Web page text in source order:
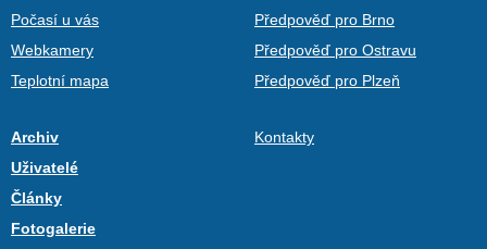
Počasí u vás
Webkamery
Teplotní mapa
Předpověď pro Brno
Předpověď pro Ostravu
Předpověď pro Plzeň
Archiv
Uživatelé
Články
Fotogalerie
Kontakty